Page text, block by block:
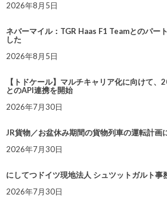
2026年8月5日
ネバーマイル：TGR Haas F1 Teamとのパー
した
2026年8月5日
【トドケール】マルチキャリア化に向けて
とのAPI連携を開始
2026年7月30日
JR貨物／お盆休み期間の貨物列車の運転計画
2026年7月30日
にしてつドイツ現地法人 シュツットガルト事
2026年7月30日